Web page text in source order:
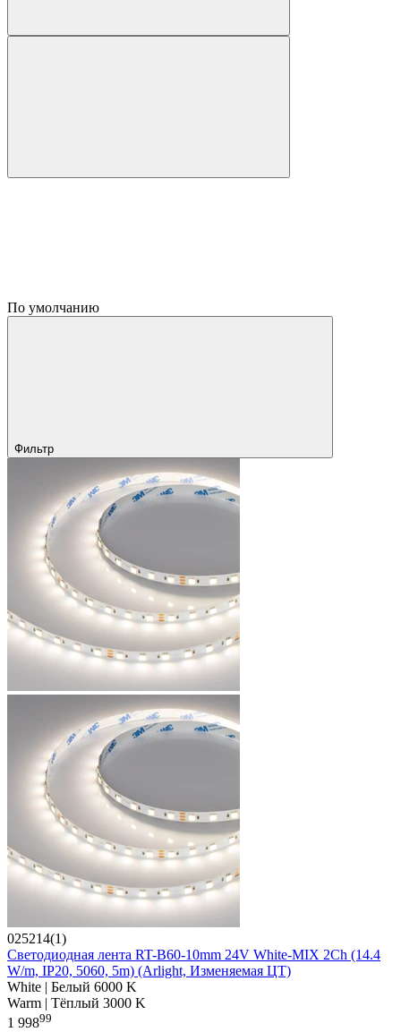
По умолчанию
Фильтр
025214(1)
Светодиодная лента RT-B60-10mm 24V White-MIX 2Ch (14.4
W/m, IP20, 5060, 5m) (Arlight, Изменяемая ЦТ)
White | Белый 6000 K
Warm | Тёплый 3000 K
1 99899